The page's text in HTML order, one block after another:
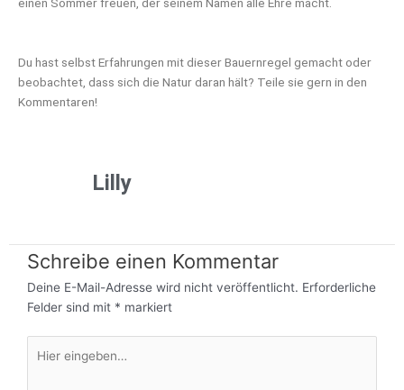
einen Sommer freuen, der seinem Namen alle Ehre macht.
Du hast selbst Erfahrungen mit dieser Bauernregel gemacht oder
beobachtet, dass sich die Natur daran hält? Teile sie gern in den
Kommentaren!
Lilly
Schreibe einen Kommentar
Deine E-Mail-Adresse wird nicht veröffentlicht. Erforderliche
Felder sind mit * markiert
eingeben…